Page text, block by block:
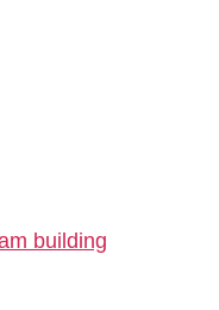
building